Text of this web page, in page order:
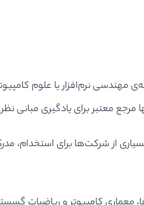
مهندسی نرم‌افزار یا علوم
مرجع معتبر برای یادگیری
از شرکت‌ها برای استخدام،